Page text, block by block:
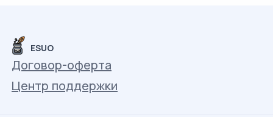
ESUO
Договор-оферта
Центр поддержки